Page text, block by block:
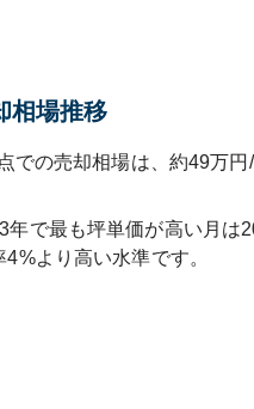
相場推移
での売却相場は、約49万
年で最も坪単価が高い月は
4%より高い水準です。